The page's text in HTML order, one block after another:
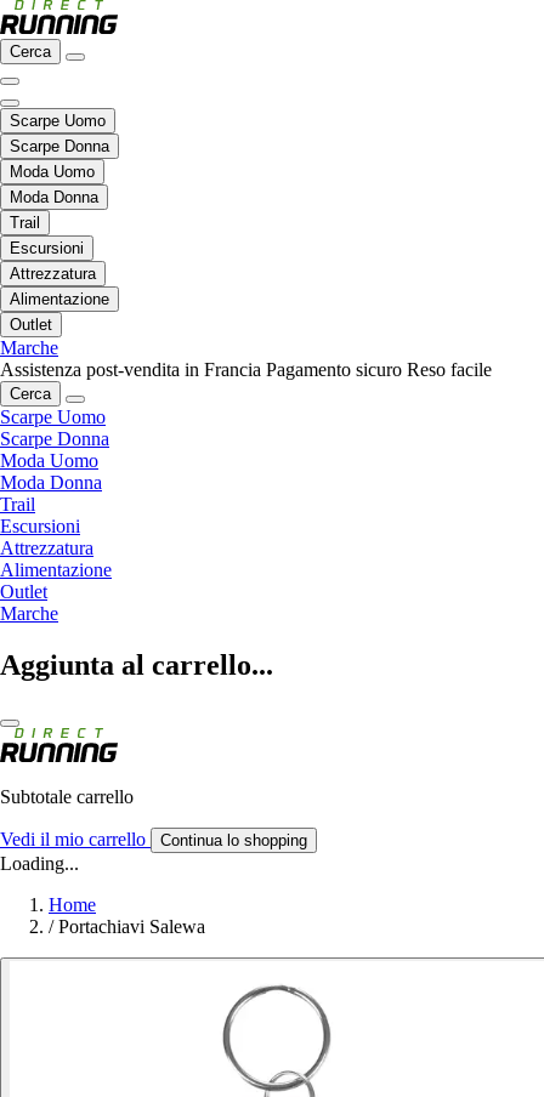
Cerca
Scarpe Uomo
Scarpe Donna
Moda Uomo
Moda Donna
Trail
Escursioni
Attrezzatura
Alimentazione
Outlet
Marche
Assistenza post-vendita in Francia Pagamento sicuro Reso facile
Cerca
Scarpe Uomo
Scarpe Donna
Moda Uomo
Moda Donna
Trail
Escursioni
Attrezzatura
Alimentazione
Outlet
Marche
Aggiunta al carrello...
Subtotale carrello
Vedi il mio carrello Continua lo shopping
Loading...
Home
/ Portachiavi Salewa